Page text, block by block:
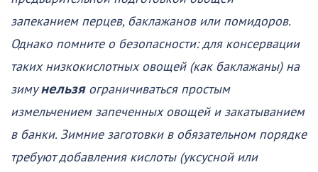
запеканием перцев, баклажанов или помидоров.
Однако помните о безопасности: для консервации
таких низкокислотных овощей (как баклажаны) на
зимунельзяограничиваться простым
измельчением запеченных овощей и закатыванием
в банки. Зимние заготовки в обязательном порядке
требуют добавления кислоты (уксусной или